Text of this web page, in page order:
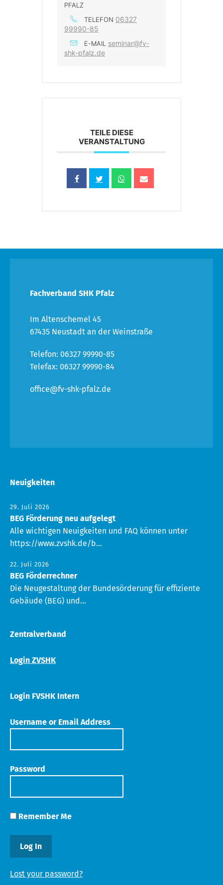
PFALZ
TELEFON 06327
99990-85
E-MAIL seminar@fv-
shk-pfalz.de
TEILE DIESE
VERANSTALTUNG
Fachverband SHK Pfalz
Im Altenschemel 45
67435 Neustadt an der Weinstraße
Telefon: 06327 99990-85
Telefax: 06327 99990-84
office@fv-shk-pfalz.de
Neuigkeiten
29. Juli 2026
BEG Förderung neu aufgelegt
Alle wichtigen Neuigkeiten und FAQ können unter
https://www.zvshk.de/b...
22. Juli 2026
BEG Förderrechner
Die Neugestaltung der Bundesörderung für effiziente
Gebäude (BEG) und...
Zentralverband
Login ZVSHK
Login FVSHK Intern
Username or Email Address
Password
Remember Me
Lost your password?